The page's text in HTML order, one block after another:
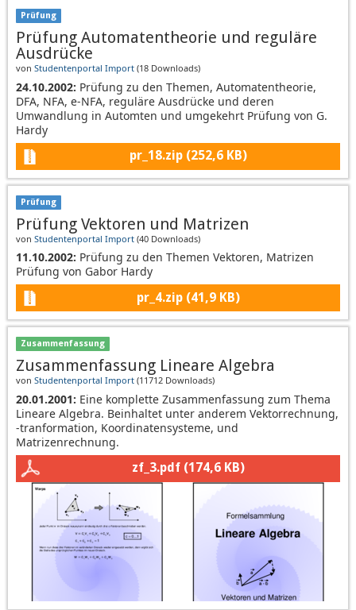
Prüfung
Prüfung Automatentheorie und reguläre
Ausdrücke
von Studentenportal Import (18 Downloads)
24.10.2002: Prüfung zu den Themen, Automatentheorie,
DFA, NFA, e-NFA, reguläre Ausdrücke und deren
Umwandlung in Automten und umgekehrt Prüfung von G.
Hardy
pr_18.zip (252,6 KB)
Prüfung
Prüfung Vektoren und Matrizen
von Studentenportal Import (40 Downloads)
11.10.2002: Prüfung zu den Themen Vektoren, Matrizen
Prüfung von Gabor Hardy
pr_4.zip (41,9 KB)
Zusammenfassung
Zusammenfassung Lineare Algebra
von Studentenportal Import (11712 Downloads)
20.01.2001: Eine komplette Zusammenfassung zum Thema
Lineare Algebra. Beinhaltet unter anderem Vektorrechnung,
-tranformation, Koordinatensysteme, und
Matrizenrechnung.
zf_3.pdf (174,6 KB)